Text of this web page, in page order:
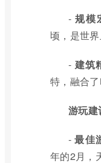
-规模
顷，是世界
- 建筑
特，融合了
游玩建
-最佳
年的2月，